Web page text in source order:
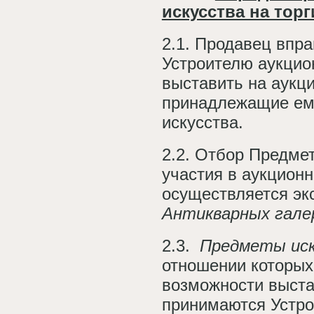
искусства на
2.1. Продавец
Устроителю
выставить на
принадлежащие
искусства.
2.2. Отбор
участия в
осуществляется
Антикварных
2.3. Предметы
отношении
возможности
принимаются